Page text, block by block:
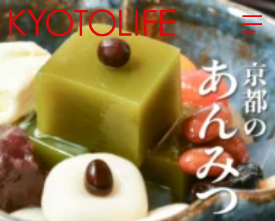
エリアから探す
地図から探す
カテゴリーから探す
SPECIAL
NEW OPEN